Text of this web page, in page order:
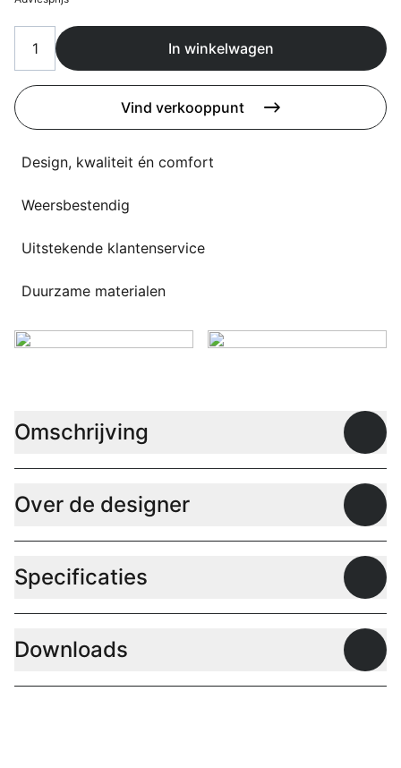
Deals
Flagship stores
Contact
3D modellen
Werken bij
Over ons
In winkelwagen
Vind verkooppunt
Design, kwaliteit én comfort
Weersbestendig
Uitstekende klantenservice
Duurzame materialen
Omschrijving
Over de designer
Specificaties
Downloads